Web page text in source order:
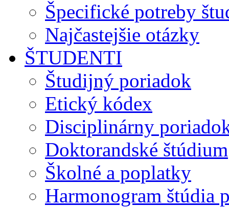
Špecifické potreby
Najčastejšie otázky
ŠTUDENTI
Študijný poriadok
Etický kódex
Disciplinárny
Doktorandské štúdium
Školné a poplatky
Harmonogram štúdia